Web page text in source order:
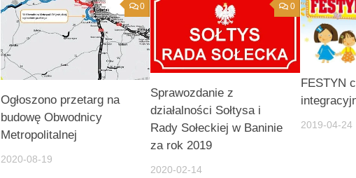
0
Ogłoszono przetarg na
budowę Obwodnicy
Metropolitalnej
2020-08-19
0
Sprawozdanie z
działalności Sołtysa i
Rady Sołeckiej w Baninie
za rok 2019
2020-02-14
FESTYN
2019-04-24